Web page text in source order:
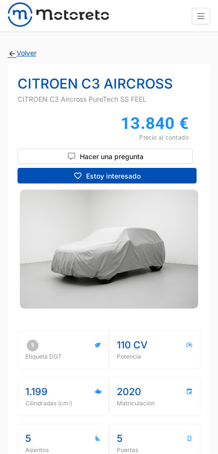
Volver
CITROEN C3 AIRCROSS
CITROEN C3 Aircross PureTech SS FEEL
13.840 €
Precio al contado
Hacer una pregunta
Estoy interesado
Etiqueta DGT
110 CV
Potencia
1.199
Cilindradas (cmᵌ)
2020
Matriculación
5
Asientos
5
Puertas